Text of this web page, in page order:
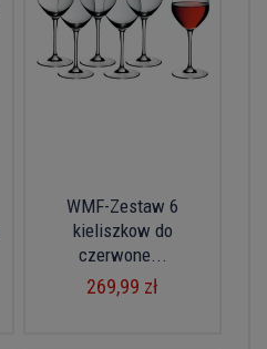
WMF-Zestaw 6
kieliszkow do
czerwone...
269,99 zł